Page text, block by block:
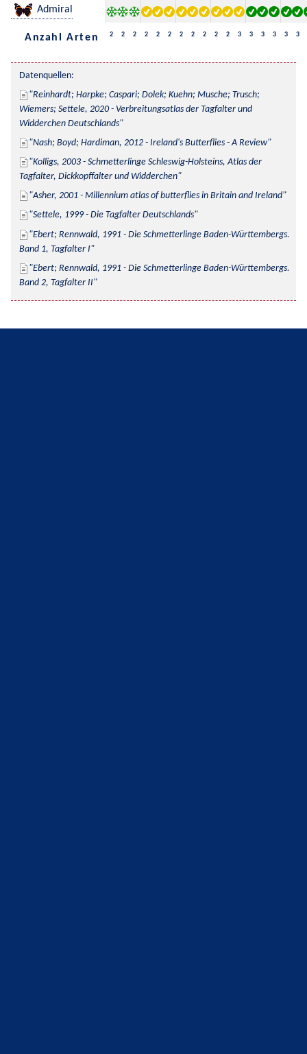
Admiral
Anzahl Arten 2 2 2 2 2 2 2 2 2 2 2 3 3 3 3 3 3
Datenquellen:
Reinhardt; Harpke; Caspari; Dolek; Kuehn; Musche; Trusch;
Wiemers; Settele, 2020 - Verbreitungsatlas der Tagfalter und
Widderchen Deutschlands
Nash; Boyd; Hardiman, 2012 - Ireland's Butterflies - A Review
Kolligs, 2003 - Schmetterlinge Schleswig-Holsteins, Atlas der
Tagfalter, Dickkopffalter und Widderchen
Asher, 2001 - Millennium atlas of butterflies in Britain and Ireland
Settele, 1999 - Die Tagfalter Deutschlands
Ebert; Rennwald, 1991 - Die Schmetterlinge Baden-Württembergs.
Band 1, Tagfalter I
Ebert; Rennwald, 1991 - Die Schmetterlinge Baden-Württembergs.
Band 2, Tagfalter II